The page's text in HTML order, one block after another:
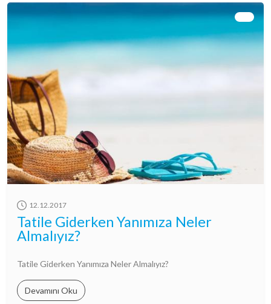
12.12.2017
Tatile Giderken Yanımıza Neler
Almalıyız?
Tatile Giderken Yanımıza Neler Almalıyız?
Devamını Oku